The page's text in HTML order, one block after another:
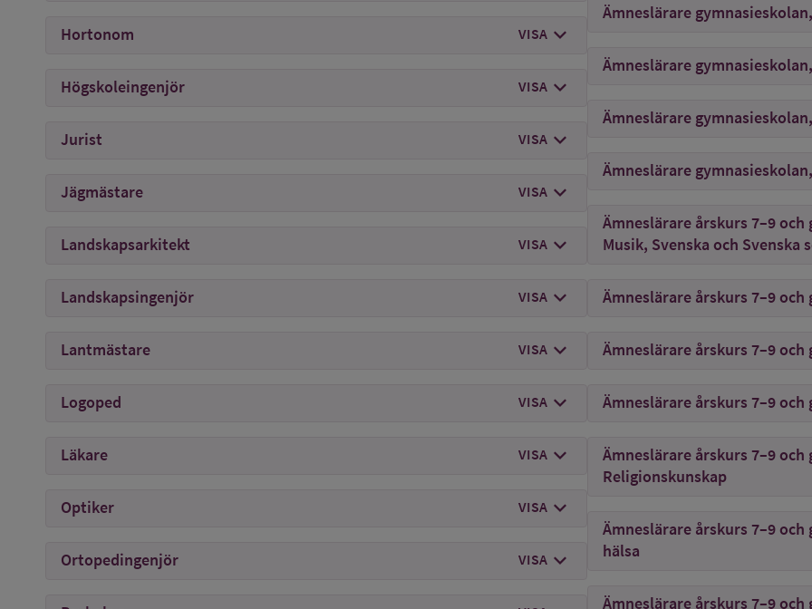
Hortonom VISA mer om
chevron_right
Högskoleingenjör VISA mer om
chevron_right
Jurist VISA mer om
chevron_right
Jägmästare VISA mer om
chevron_right
Landskapsarkitekt VISA mer om Landskapsarkitekt
chevron_right
Landskapsingenjör VISA mer om Landskapsingenjör
chevron_right
Lantmästare VISA mer om Lantmästare
chevron_right
Logoped VISA mer om Logoped
chevron_right
Läkare VISA mer om Läkare
chevron_right
Optiker VISA mer om
chevron_right
Ortopedingenjör VISA mer om Ortopedingenjör
chevron_right
Ämneslärare
Ämneslärare
Ämneslärare
Ämneslärare
Ämneslärare årskurs 7–9
Musik, Svenska och Svenska
Ämneslärare årskurs 7–9
Ämneslärare årskurs 7–9
Ämneslärare årskurs 7–9
Ämneslärare årskurs 7–9
Religionskunskap
Ämneslärare årskurs 7–9
hälsa
Ämneslärare årskurs 7–9